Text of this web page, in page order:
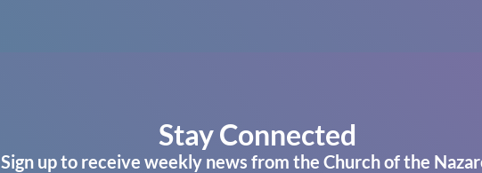
Stay Connected
Sign up to receive weekly news from the Church of the